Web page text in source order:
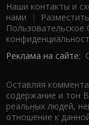
Наши контакты и
нами |
Пользовательское
Реклама на сайте:
Оставляя
содержание и тон
реальных людей,
отношение к